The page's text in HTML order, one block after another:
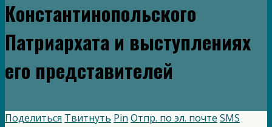
Константинопольского
Патриархата и выступлениях
его представителей
Поделиться Твитнуть Pin Отпр. по эл. почте SMS